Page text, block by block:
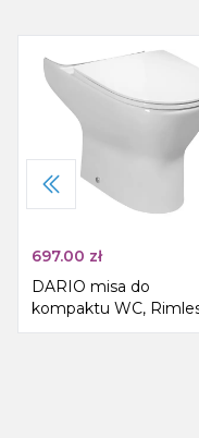
697.00 zł
DARIO misa do
kompaktu WC,
62,5x36cm, odpływ